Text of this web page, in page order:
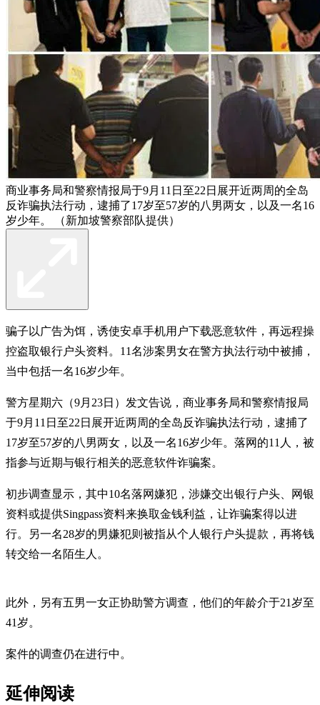
商业事务局和警察情报局于9月11日至22日展开近两周的全岛
反诈骗执法行动，逮捕了17岁至57岁的八男两女，以及一名16
岁少年。 （新加坡警察部队提供）
骗子以广告为饵，诱使安卓手机用户下载恶意软件，再远程操
控盗取银行户头资料。11名涉案男女在警方执法行动中被捕，
当中包括一名16岁少年。
警方星期六（9月23日）发文告说，商业事务局和警察情报局
于9月11日至22日展开近两周的全岛反诈骗执法行动，逮捕了
17岁至57岁的八男两女，以及一名16岁少年。落网的11人，被
指参与近期与银行相关的恶意软件诈骗案。
初步调查显示，其中10名落网嫌犯，涉嫌交出银行户头、网银
资料或提供Singpass资料来换取金钱利益，让诈骗案得以进
行。另一名28岁的男嫌犯则被指从个人银行户头提款，再将钱
转交给一名陌生人。
此外，另有五男一女正协助警方调查，他们的年龄介于21岁至
41岁。
案件的调查仍在进行中。
延伸阅读